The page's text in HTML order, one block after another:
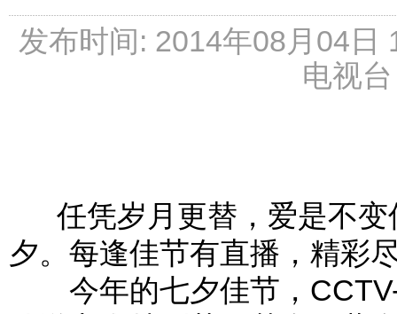
发布时间: 2014年08月04日
电视
任凭岁月更替，爱是不变
夕。每逢佳节有直播，精彩
今年的七夕佳节，CCTV-